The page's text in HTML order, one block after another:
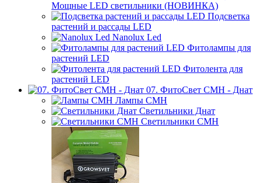
Мощные LED светильники (НОВИНКА)
Подсветка
растений и рассады LED
Nanolux Led
Фитолампы для
растений LED
Фитолента для
растений LED
07. ФитоСвет CMH - Днат
Лампы СМН
Светильники Днат
Светильники СМН